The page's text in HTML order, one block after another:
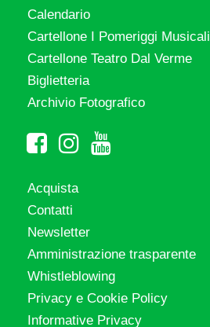
Calendario
Cartellone I Pomeriggi Musicali
Cartellone Teatro Dal Verme
Biglietteria
Archivio Fotografico
Acquista
Contatti
Newsletter
Amministrazione trasparente
Whistleblowing
Privacy e Cookie Policy
Informative Privacy